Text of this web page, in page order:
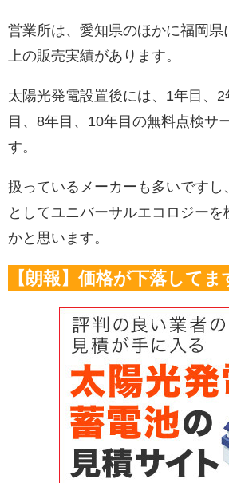
営業所は、愛知県のほかに福岡県
上の販売実績があります。
太陽光発電設置後には、1年目、
目、8年目、10年目の無料点検サ
す。
扱っているメーカーも多いですし
としてユニバーサルエコロジーを
かと思います。
【朗報】価格が下落してま